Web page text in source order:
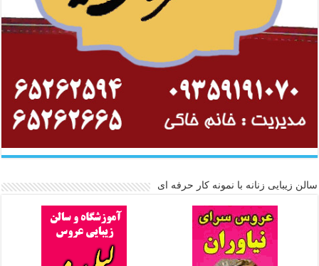
سالن زیبایی زنانه با نمونه کار حرفه ای